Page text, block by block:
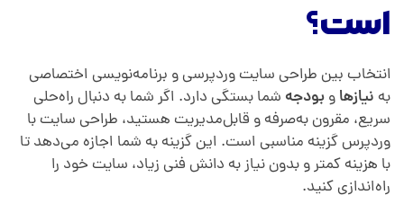
است؟
انتخاب بین طراحی سایت وردپرسی و برنامه‌نویسی اختصاصی
به نیازهاوبودجه شما بستگی دارد. اگر شما به دنبال راه‌حلی
سریع، مقرون به‌صرفه و قابل‌مدیریت هستید، طراحی سایت با
وردپرس گزینه مناسبی است. این گزینه به شما اجازه می‌دهد تا
با هزینه کمتر و بدون نیاز به دانش فنی زیاد، سایت خود را
راه‌اندازی کنید.